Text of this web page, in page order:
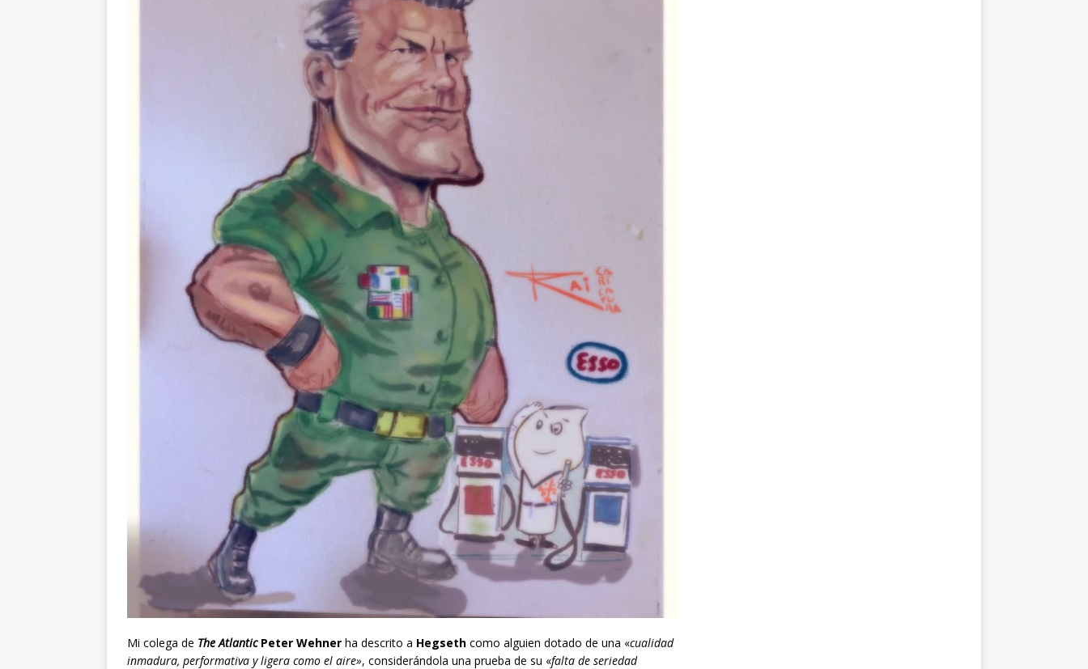
Mi colega de The AtlanticPeter Wehner ha descrito a Hegseth como alguien dotado de una «cualidad
inmadura, performativa y ligera como el aire», considerándola una prueba de su «falta de seriedad